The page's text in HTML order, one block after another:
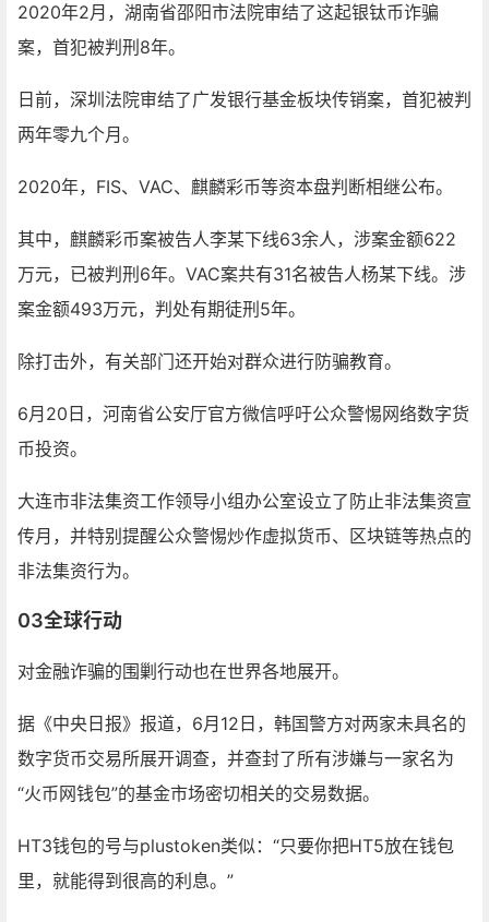
2020年2月，湖南省邵阳市法院审结了这起银钛币诈骗
案，首犯被判刑8年。
日前，深圳法院审结了广发银行基金板块传销案，首犯被判
两年零九个月。
2020年，FIS、VAC、麒麟彩币等资本盘判断相继公布。
其中，麒麟彩币案被告人李某下线63余人，涉案金额622
万元，已被判刑6年。VAC案共有31名被告人杨某下线。涉
案金额493万元，判处有期徒刑5年。
除打击外，有关部门还开始对群众进行防骗教育。
6月20日，河南省公安厅官方微信呼吁公众警惕网络数字货
币投资。
大连市非法集资工作领导小组办公室设立了防止非法集资宣
传月，并特别提醒公众警惕炒作虚拟货币、区块链等热点的
非法集资行为。
03全球行动
对金融诈骗的围剿行动也在世界各地展开。
据《中央日报》报道，6月12日，韩国警方对两家未具名的
数字货币交易所展开调查，并查封了所有涉嫌与一家名为
“火币网钱包”的基金市场密切相关的交易数据。
HT3钱包的号与plustoken类似：“只要你把HT5放在钱包
里，就能得到很高的利息。”